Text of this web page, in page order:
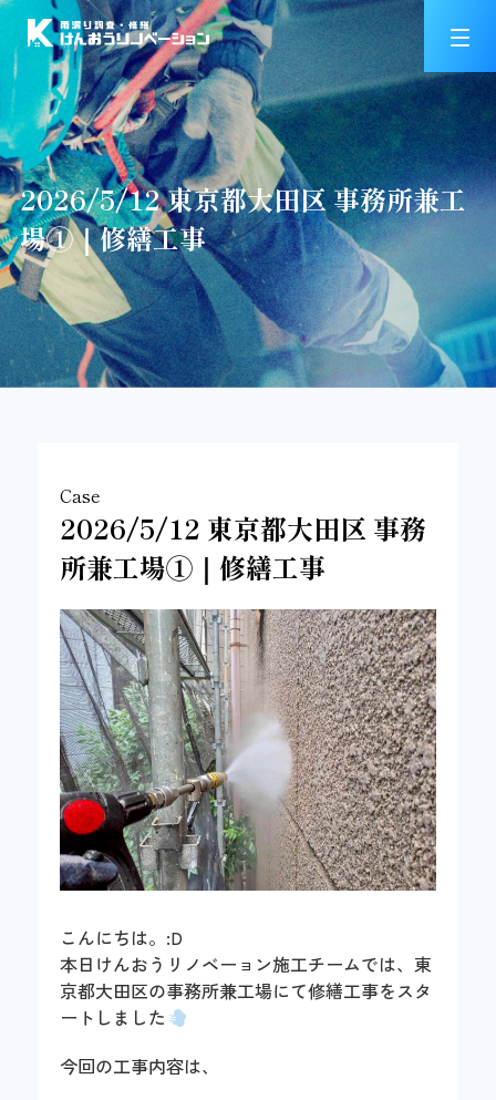
2026/5/12 東京都大田区 事務所兼工
場①｜修繕工事
Case
2026/5/12 東京都大田区 事務
所兼工場①｜修繕工事
こんにちは。:D
本日けんおうリノベーョン施工チームでは、東
京都大田区の事務所兼工場にて修繕工事をスタ
ートしました
今回の工事内容は、